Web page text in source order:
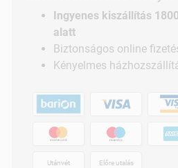
Ingyenes kiszállítás
alatt
Biztonságos online
Kényelmes
Utánvét Előre utalás